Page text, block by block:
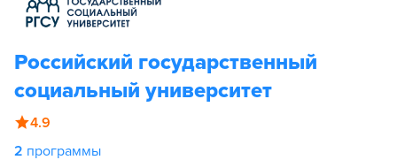
Российский государственный
социальный университет
4.9
2 программы